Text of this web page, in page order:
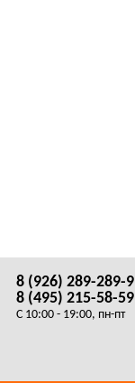
8 (926) 289-289-9
8 (495) 215-58-59
C 10:00 - 19:00, пн-пт